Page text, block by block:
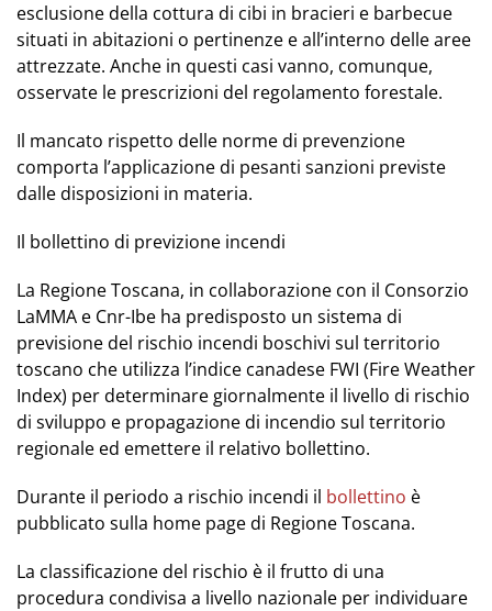
esclusione della cottura di cibi in bracieri e barbecue
situati in abitazioni o pertinenze e all’interno delle aree
attrezzate. Anche in questi casi vanno, comunque,
osservate le prescrizioni del regolamento forestale.
Il mancato rispetto delle norme di prevenzione
comporta l’applicazione di pesanti sanzioni previste
dalle disposizioni in materia.
Il bollettino di previzione incendi
La Regione Toscana, in collaborazione con il Consorzio
LaMMA e Cnr-Ibe ha predisposto un sistema di
previsione del rischio incendi boschivi sul territorio
toscano che utilizza l’indice canadese FWI (Fire Weather
Index) per determinare giornalmente il livello di rischio
di sviluppo e propagazione di incendio sul territorio
regionale ed emettere il relativo bollettino.
Durante il periodo a rischio incendi il bollettino è
pubblicato sulla home page di Regione Toscana.
La classificazione del rischio è il frutto di una
procedura condivisa a livello nazionale per individuare